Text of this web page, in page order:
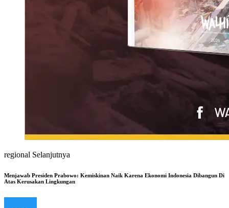
regional Selanjutnya
Menjawab Presiden Prabowo: Kemiskinan Naik Karena Ekonomi Indonesia Dibangun Di
Atas Kerusakan Lingkungan